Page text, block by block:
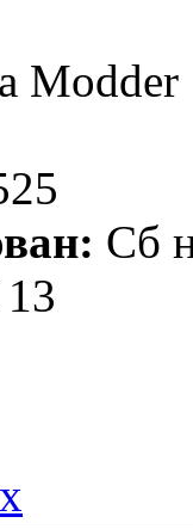
Modder
Сб